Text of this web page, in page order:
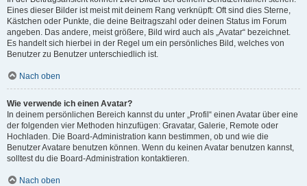
Eines dieser Bilder ist meist mit deinem Rang verknüpft: Oft sind dies Sterne,
Kästchen oder Punkte, die deine Beitragszahl oder deinen Status im Forum
angeben. Das andere, meist größere, Bild wird auch als „Avatar“ bezeichnet.
Es handelt sich hierbei in der Regel um ein persönliches Bild, welches von
Benutzer zu Benutzer unterschiedlich ist.
Nach oben
Wie verwende ich einen Avatar?
In deinem persönlichen Bereich kannst du unter „Profil“ einen Avatar über eine
der folgenden vier Methoden hinzufügen: Gravatar, Galerie, Remote oder
Hochladen. Die Board-Administration kann bestimmen, ob und wie die
Benutzer Avatare benutzen können. Wenn du keinen Avatar benutzen kannst,
solltest du die Board-Administration kontaktieren.
Nach oben